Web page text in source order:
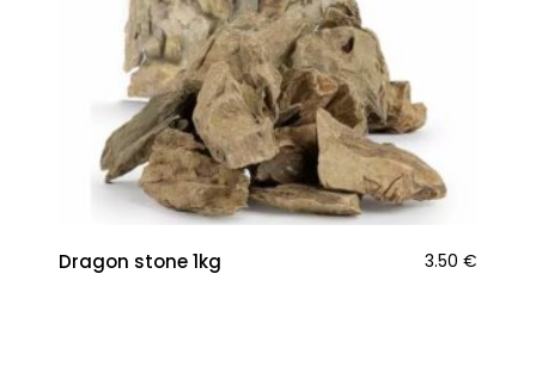
Dragon stone 1kg 3.50 €